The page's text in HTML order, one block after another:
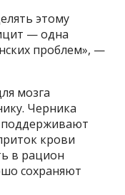
этому
— одна
проблем», —
мозга
Черника
крови
в рацион
сохраняют